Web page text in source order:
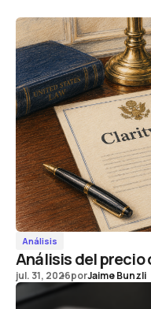
Análisis
Análisis del precio
jul. 31, 2026porJaime Bunzli